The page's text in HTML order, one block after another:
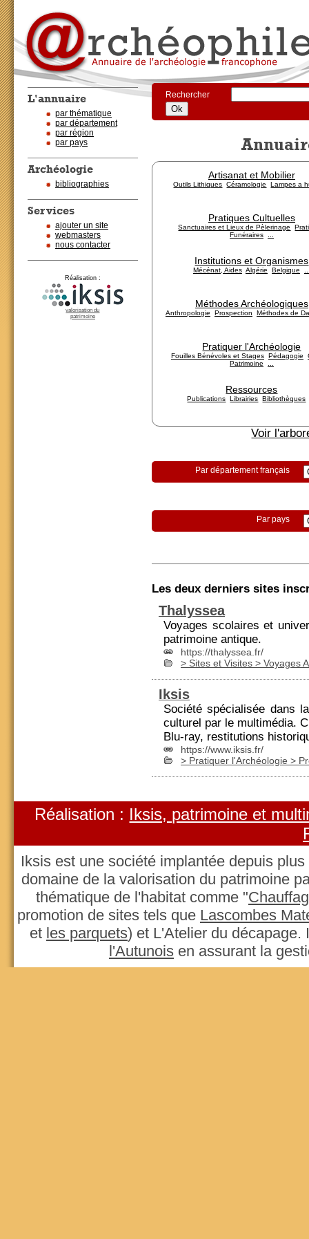
L'annuaire
par thématique
par département
par région
par pays
Archéologie
bibliographies
Services
ajouter un site
webmasters
nous contacter
Réalisation :
valorisation du
patrimoine
Rechercher
Artisanat et Mobilier
Outils Lithiques Céramologie Lampes a
Pratiques Cultuelles
Sanctuaires et Lieux de Pèlerinage
Funéraires
Institutions et Organismes
Mécénat, Aides Algérie Belgique
Méthodes Archéologiques
Anthropologie Prospection Méthodes de
Pratiquer l'Archéologie
Fouilles Bénévoles et Stages Pédagogie
Patrimoine
Ressources
Publications Librairies Bibliothèques
Voir
Par département français
Par pays
Les deux derniers sites
Thalyssea
Voyages scolaires et
patrimoine antique.
https://thalyssea.fr/
> Sites et Visites > Voyages
Iksis
Société spécialisée dans
culturel par le multimédia.
Blu-ray, restitutions
https://www.iksis.fr/
> Pratiquer l'Archéologie >
Réalisation : Iksis, patrimoine et
Iksis est une société implantée depuis
domaine de la valorisation du patrimoine
thématique de l'habitat comme "
promotion de sites tels que Lascombes
et les parquets) et L'Atelier du
l'Autunois en assurant la